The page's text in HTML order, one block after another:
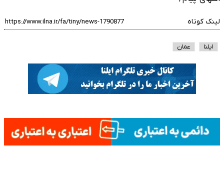
لینک کوتاه
ایلنا عمان